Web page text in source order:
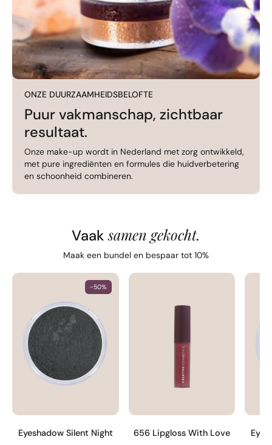
ONZE DUURZAAMHEIDSBELOFTE
Puur vakmanschap, zichtbaar
resultaat.
Onze make-up wordt in Nederland met zorg ontwikkeld,
met pure ingrediënten en formules die huidverbetering
en schoonheid combineren.
Vaaksamen gekocht.
Maak een bundel en bespaar tot 10%
-50%
Eyeshadow Silent Night
656 Lipgloss With Love